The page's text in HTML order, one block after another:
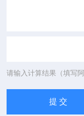
请输入计算结果（填写